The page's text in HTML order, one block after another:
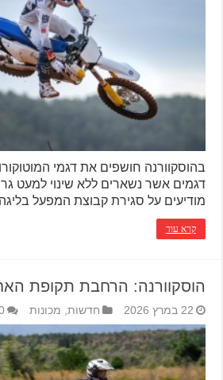
דגמים אשר נשארים ללא שינוי למעט
מודיעים על סגירת קבוצת המפעל
קרא עוד
הוסקוורנה: הרחבת תקופת
22 במרץ 2026 חדשות, מכונות